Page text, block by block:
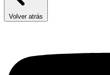
Volver atrás